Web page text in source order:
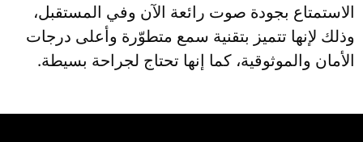
بجودة صوت رائعة الآن وفي المستقبل،
لإنها تتميز بتقنية سمع متطوّرة وأعلى درجات
والموثوقية، كما إنها تحتاج لجراحة بسيطة.